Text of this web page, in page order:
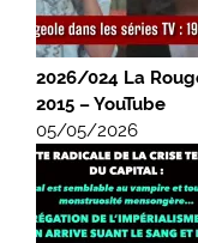
2026/024 La
2015 – YouTube
05/05/2026